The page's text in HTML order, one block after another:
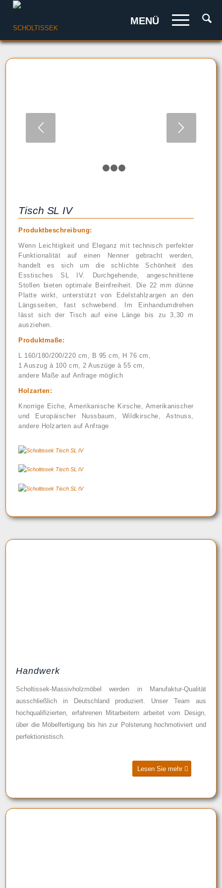
MENÜ
Tisch SL IV
Produktbeschreibung:
Wenn Leichtigkeit und Eleganz mit technisch perfekter
Funktionalität auf einen Nenner gebracht werden,
handelt es sich um die schlichte Schönheit des
Esstisches SL IV. Durchgehende, angeschnittene
Stollen bieten optimale Beinfreiheit. Die 22 mm dünne
Platte wirkt, unterstützt von Edelstahlzargen an den
Längsseiten, fast schwebend. Im Einhandumdrehen
lässt sich der Tisch auf eine Länge bis zu 3,30 m
ausziehen.
Produktmaße:
L 160/180/200/220 cm, B 95 cm, H 76 cm,
1 Auszug à 100 cm, 2 Auszüge à 55 cm,
andere Maße auf Anfrage möglich
Holzarten:
Knorrige Eiche, Amerikanische Kirsche, Amerikanischer
und Europäischer Nussbaum, Wildkirsche, Astnuss,
andere Holzarten auf Anfrage
Handwerk
Scholtissek-Massivholzmöbel werden in Manufaktur-Qualität
ausschließlich in Deutschland produziert. Unser Team aus
hochqualifizierten, erfahrenen Mitarbeitern arbeitet vom Design,
über die Möbelfertigung bis hin zur Polsterung hochmotiviert und
perfektionistisch.
Lesen Sie mehr